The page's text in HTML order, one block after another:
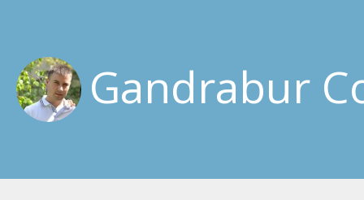
Gandrabur